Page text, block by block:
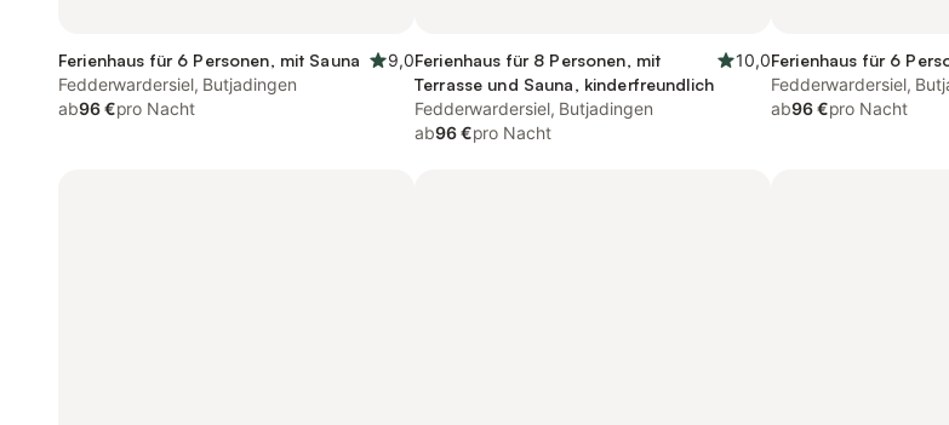
Ferienhaus für 6 Personen, mit Sauna
9,0
Fedderwardersiel, Butjadingen
ab96 €pro Nacht
Ferienhaus für 8 Personen, mit
Terrasse und Sauna, kinderfreundlich
10,0
Fedderwardersiel, Butjadingen
ab96 €pro Nacht
Ferienhaus für 6
Fedderwardersiel,
ab96 €pro Nacht